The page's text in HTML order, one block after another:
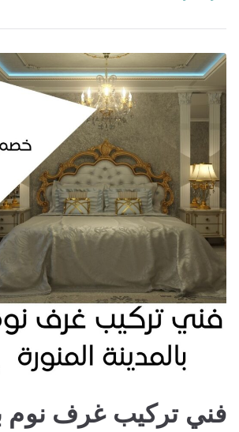
|
0562694961
|
افضل
نجار
وصيانة
فني تركيب غرف نوم